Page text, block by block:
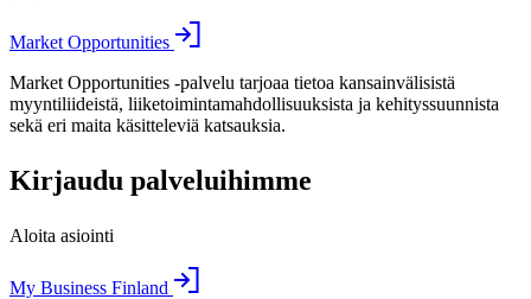
Market Opportunities
Market Opportunities -palvelu tarjoaa tietoa kansainvälisistä
myyntiliideistä, liiketoimintamahdollisuuksista ja kehityssuunnista
sekä eri maita käsitteleviä katsauksia.
Kirjaudu palveluihimme
Aloita asiointi
My Business Finland